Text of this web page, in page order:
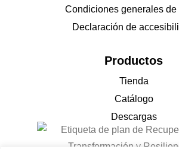
Condiciones generales de
Declaración de
Productos
Tienda
Catálogo
Descargas